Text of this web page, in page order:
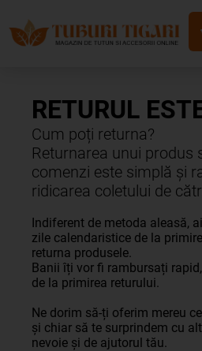
RETURUL
Cum poți returna?
Returnarea unui produs
comenzi este simplă și
ridicarea coletului de
Indiferent de metoda aleasă,
zile calendaristice de la
returna produsele.
Banii îți vor fi rambursați
de la primirea returului.
Ne dorim să-ți oferim mereu
și chiar să te surprindem cu
nevoie și de ajutorul tău.